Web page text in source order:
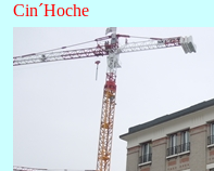
Cin´Hoche